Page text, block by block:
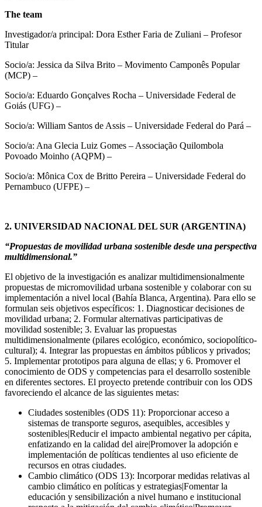
The team
Investigador/a principal: Dora Esther Faria de Zuliani – Profesor
Titular
Socio/a: Jessica da Silva Brito – Movimento Camponês Popular
(MCP) –
Socio/a: Eduardo Gonçalves Rocha – Universidade Federal de
Goiás (UFG) –
Socio/a: William Santos de Assis – Universidade Federal do Pará –
Socio/a: Ana Glecia Luiz Gomes – Associação Quilombola
Povoado Moinho (AQPM) –
Socio/a: Mônica Cox de Britto Pereira – Universidade Federal do
Pernambuco (UFPE) –
2. UNIVERSIDAD NACIONAL DEL SUR (ARGENTINA)
“Propuestas de movilidad urbana sostenible desde una perspectiva
multidimensional.”
El objetivo de la investigación es analizar multidimensionalmente
propuestas de micromovilidad urbana sostenible y colaborar con su
implementación a nivel local (Bahía Blanca, Argentina). Para ello se
formulan seis objetivos específicos: 1. Diagnosticar decisiones de
movilidad urbana; 2. Formular alternativas participativas de
movilidad sostenible; 3. Evaluar las propuestas
multidimensionalmente (pilares ecológico, económico, sociopolítico-
cultural); 4. Integrar las propuestas en ámbitos públicos y privados;
5. Implementar prototipos para alguna de ellas; y 6. Promover el
conocimiento de ODS y competencias para el desarrollo sostenible
en diferentes sectores. El proyecto pretende contribuir con los ODS
favoreciendo el alcance de las siguientes metas:
Ciudades sostenibles (ODS 11): Proporcionar acceso a
sistemas de transporte seguros, asequibles, accesibles y
sostenibles|Reducir el impacto ambiental negativo per cápita,
enfatizando en la calidad del aire|Promover la adopción e
implementación de políticas tendientes al uso eficiente de
recursos en otras ciudades.
Cambio climático (ODS 13): Incorporar medidas relativas al
cambio climático en políticas y estrategias|Fomentar la
educación y sensibilización a nivel humano e institucional